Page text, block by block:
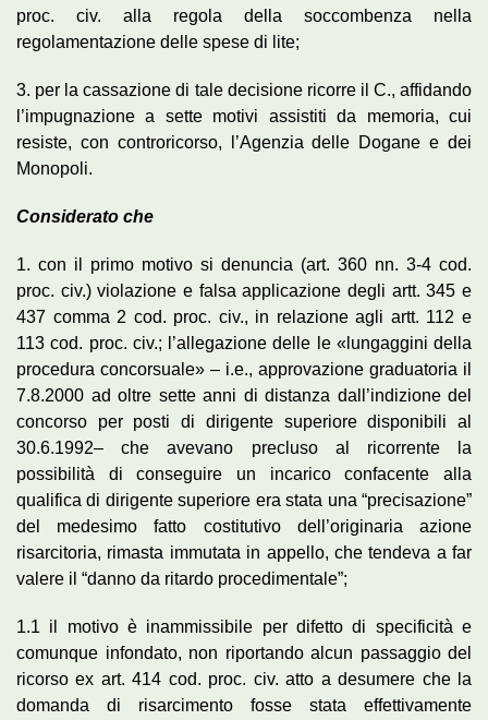
proc. civ. alla regola della soccombenza nella
regolamentazione delle spese di lite;
3. per la cassazione di tale decisione ricorre il C., affidando
l’impugnazione a sette motivi assistiti da memoria, cui
resiste, con controricorso, l’Agenzia delle Dogane e dei
Monopoli.
Considerato che
1. con il primo motivo si denuncia (art. 360 nn. 3-4 cod.
proc. civ.) violazione e falsa applicazione degli artt. 345 e
437 comma 2 cod. proc. civ., in relazione agli artt. 112 e
113 cod. proc. civ.; l’allegazione delle le «lungaggini della
procedura concorsuale» ‒ i.e., approvazione graduatoria il
7.8.2000 ad oltre sette anni di distanza dall’indizione del
concorso per posti di dirigente superiore disponibili al
30.6.1992‒ che avevano precluso al ricorrente la
possibilità di conseguire un incarico confacente alla
qualifica di dirigente superiore era stata una “precisazione”
del medesimo fatto costitutivo dell’originaria azione
risarcitoria, rimasta immutata in appello, che tendeva a far
valere il “danno da ritardo procedimentale”;
1.1 il motivo è inammissibile per difetto di specificità e
comunque infondato, non riportando alcun passaggio del
ricorso ex art. 414 cod. proc. civ. atto a desumere che la
domanda di risarcimento fosse stata effettivamente